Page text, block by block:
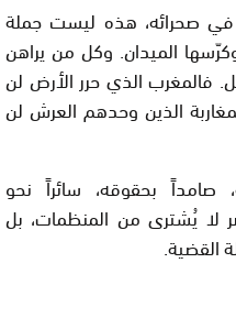
في صحرائه، هذه ليست جملة
الميدان. وكل من يراهن
فالمغرب الذي حرر الأرض لن
الذين وحدهم العرش لن
صامداً بحقوقه، سائراً نحو
لا يُشترى من المنظمات، بل
القضية.